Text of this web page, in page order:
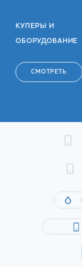
КУЛЕРЫ И
ОБОРУДОВАНИЕ
СМОТРЕТЬ